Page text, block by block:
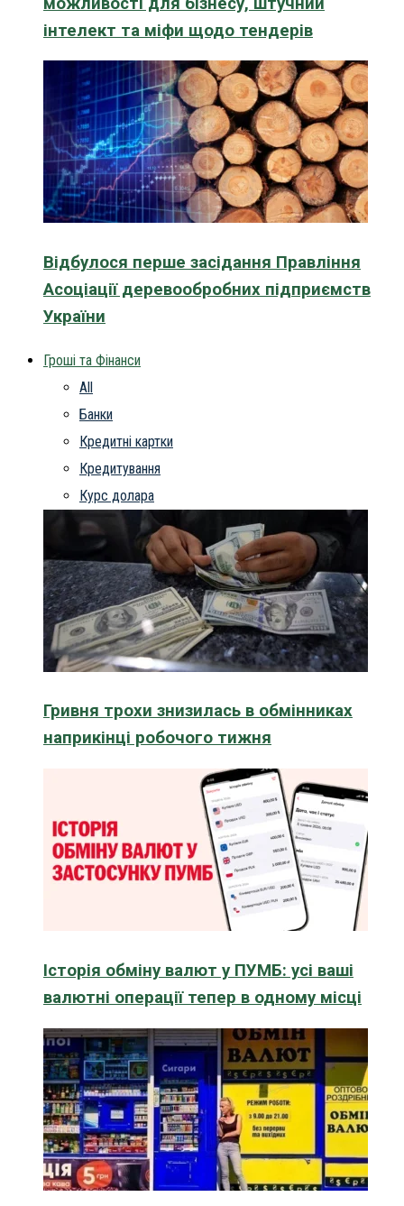
інтелект та міфи щодо тендерів
Відбулося перше засідання Правління
Асоціації деревообробних підприємств
України
Гроші та Фінанси
All
Банки
Кредитні картки
Кредитування
Курс долара
Гривня трохи знизилась в обмінниках
наприкінці робочого тижня
Історія обміну валют у ПУМБ: усі ваші
валютні операції тепер в одному місці